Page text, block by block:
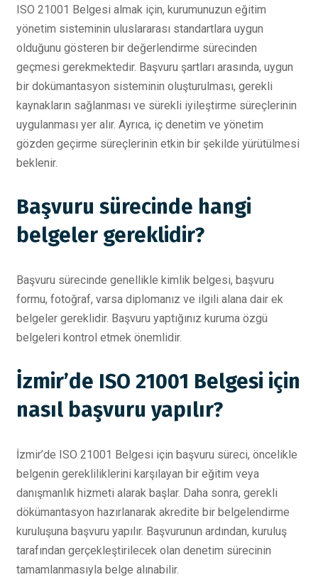
ISO 21001 Belgesi almak için, kurumunuzun eğitim
yönetim sisteminin uluslararası standartlara uygun
olduğunu gösteren bir değerlendirme sürecinden
geçmesi gerekmektedir. Başvuru şartları arasında, uygun
bir dokümantasyon sisteminin oluşturulması, gerekli
kaynakların sağlanması ve sürekli iyileştirme süreçlerinin
uygulanması yer alır. Ayrıca, iç denetim ve yönetim
gözden geçirme süreçlerinin etkin bir şekilde yürütülmesi
beklenir.
Başvuru sürecinde hangi
belgeler gereklidir?
Başvuru sürecinde genellikle kimlik belgesi, başvuru
formu, fotoğraf, varsa diplomanız ve ilgili alana dair ek
belgeler gereklidir. Başvuru yaptığınız kuruma özgü
belgeleri kontrol etmek önemlidir.
İzmir’de ISO 21001 Belgesi için
nasıl başvuru yapılır?
İzmir’de ISO 21001 Belgesi için başvuru süreci, öncelikle
belgenin gerekliliklerini karşılayan bir eğitim veya
danışmanlık hizmeti alarak başlar. Daha sonra, gerekli
dökümantasyon hazırlanarak akredite bir belgelendirme
kuruluşuna başvuru yapılır. Başvurunun ardından, kuruluş
tarafından gerçekleştirilecek olan denetim sürecinin
tamamlanmasıyla belge alınabilir.